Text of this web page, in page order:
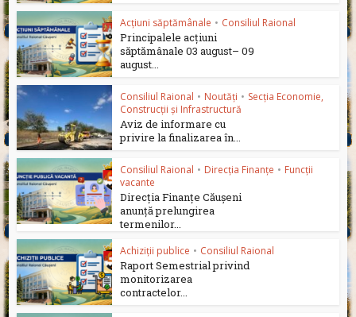
Acțiuni săptămânale • Consiliul Raional
Principalele acțiuni
săptămânale 03 august– 09
august...
Consiliul Raional • Noutăți • Secția Economie,
Construcții și Infrastructură
Aviz de informare cu
privire la finalizarea în...
Consiliul Raional • Direcția Finanțe • Funcții
vacante
Direcția Finanțe Căușeni
anunță prelungirea
termenilor...
Achiziții publice • Consiliul Raional
Raport Semestrial privind
monitorizarea
contractelor...